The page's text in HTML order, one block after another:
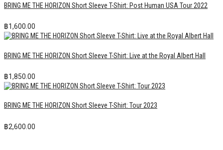
BRING ME THE HORIZON Short Sleeve T-Shirt: Post Human USA Tour 2022
฿1,600.00
BRING ME THE HORIZON Short Sleeve T-Shirt: Live at the Royal Albert Hall
฿1,850.00
BRING ME THE HORIZON Short Sleeve T-Shirt: Tour 2023
฿2,600.00